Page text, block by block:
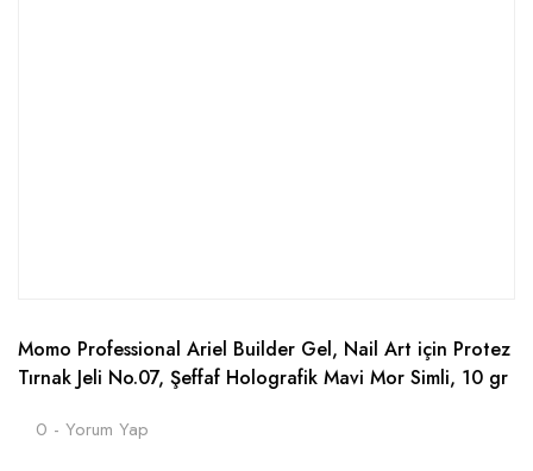
Momo Professional Ariel Builder Gel, Nail Art için Protez
Tırnak Jeli No.07, Şeffaf Holografik Mavi Mor Simli, 10 gr
0 - Yorum Yap